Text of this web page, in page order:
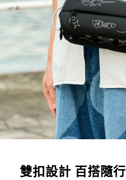
雙扣設計 百搭隨行